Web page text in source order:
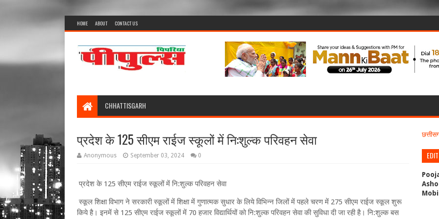
HOME ABOUT CONTACT US
CHHATTISGARH
प्रदेश के 125 सीएम राईज स्कूलों में नि:शुल्क परिवहन सेवा
Anonymous September 03, 2024 0
प्रदेश के 125 सीएम राईज स्कूलों में नि:शुल्क परिवहन सेवा
स्कूल शिक्षा विभाग ने सरकारी स्कूलों में शिक्षा में गुणात्मक सुधार के लिये विभिन्न जिलों में पहले चरण में 275 सीएम राईज स्कूल शुरू
किये है। इनमें से 125 सीएम राईज स्कूलों में 70 हजार विद्यार्थियों को नि:शुल्क परिवहन सेवा की सुविधा दी जा रही है। नि:शुल्क बस